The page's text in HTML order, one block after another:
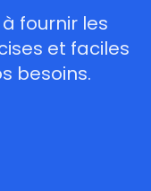
fournir les
et faciles
besoins.